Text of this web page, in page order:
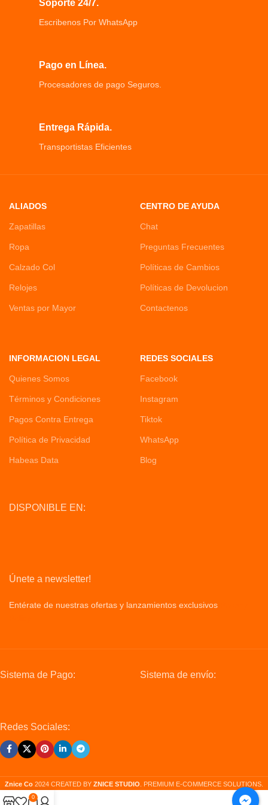
multifunción Mango extendido, arco
solución perfecta para los problemas
Soporte 24/7.
Escribenos Por WhatsApp
Pago en Línea.
Procesadores de pago Seguros.
Entrega Rápida.
Transportistas Eficientes
ALIADOS
Zapatillas
Ropa
Calzado Col
Relojes
Ventas por Mayor
CENTRO DE AYUDA
Chat
Preguntas Frecuentes
Políticas de Cambios
Políticas de Devolucion
Contactenos
INFORMACION LEGAL
Quienes Somos
Términos y Condiciones
Pagos Contra Entrega
Política de Privacidad
Habeas Data
REDES SOCIALES
Facebook
Instagram
Tiktok
WhatsApp
Blog
DISPONIBLE EN:
Únete a newsletter!
Entérate de nuestras ofertas y lanzamientos exclusivos
Sistema de Pago: Sistema de envío:
Redes Sociales:
Znice Co 2024 CREATED BY ZNICE STUDIO . PREMIUM E-COMMERCE SOLUTIONS.
0